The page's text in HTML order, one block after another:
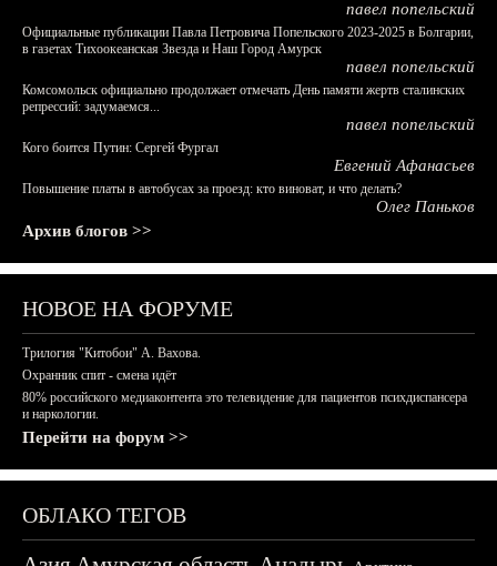
павел попельский
Официальные публикации Павла Петровича Попельского 2023-2025 в Болгарии,
в газетах Тихоокеанская Звезда и Наш Город Амурск
павел попельский
Комсомольск официально продолжает отмечать День памяти жертв сталинских
репрессий: задумаемся...
павел попельский
Кого боится Путин: Сергей Фургал
Евгений Афанасьев
Повышение платы в автобусах за проезд: кто виноват, и что делать?
Олег Паньков
Архив блогов >>
НОВОЕ НА ФОРУМЕ
Трилогия "Китобои" А. Вахова.
Охранник спит - смена идёт
80% российского медиаконтента это телевидение для пациентов психдиспансера
и наркологии.
Перейти на форум >>
ОБЛАКО ТЕГОВ